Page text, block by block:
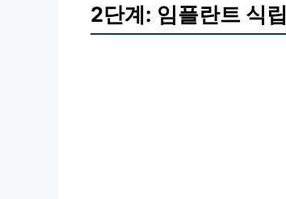
2단계: 임플란트 식립